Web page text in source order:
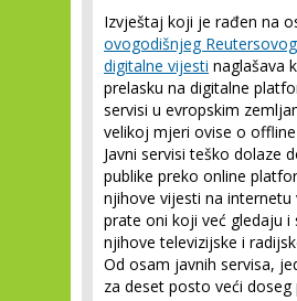
Izvještaj koji je rađen na
ovogodišnjeg
digitalne vijesti naglašava
prelasku na digitalne
servisi u evropskim
velikoj mjeri ovise o
Javni servisi teško dolaze
publike preko online
njihove vijesti na internetu
prate oni koji već gledaju i
njihove televizijske i
Od osam javnih servisa,
za deset posto veći doseg